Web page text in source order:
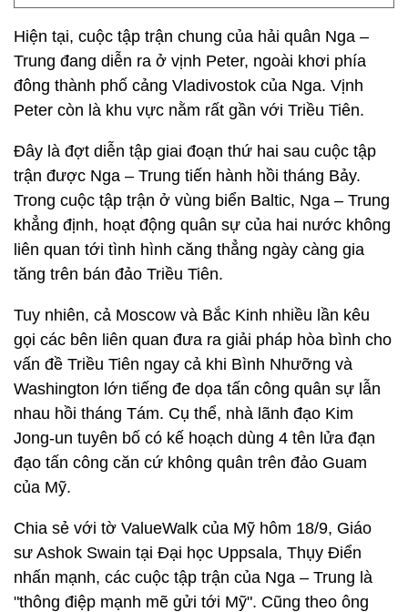
Hiện tại, cuộc tập trận chung của hải quân Nga –
Trung đang diễn ra ở vịnh Peter, ngoài khơi phía
đông thành phố cảng Vladivostok của Nga. Vịnh
Peter còn là khu vực nằm rất gần với Triều Tiên.
Đây là đợt diễn tập giai đoạn thứ hai sau cuộc tập
trận được Nga – Trung tiến hành hồi tháng Bảy.
Trong cuộc tập trận ở vùng biển Baltic, Nga – Trung
khẳng định, hoạt động quân sự của hai nước không
liên quan tới tình hình căng thẳng ngày càng gia
tăng trên bán đảo Triều Tiên.
Tuy nhiên, cả Moscow và Bắc Kinh nhiều lần kêu
gọi các bên liên quan đưa ra giải pháp hòa bình cho
vấn đề Triều Tiên ngay cả khi Bình Nhưỡng và
Washington lớn tiếng đe dọa tấn công quân sự lẫn
nhau hồi tháng Tám. Cụ thể, nhà lãnh đạo Kim
Jong-un tuyên bố có kế hoạch dùng 4 tên lửa đạn
đạo tấn công căn cứ không quân trên đảo Guam
của Mỹ.
Chia sẻ với tờ ValueWalk của Mỹ hôm 18/9, Giáo
sư Ashok Swain tại Đại học Uppsala, Thụy Điển
nhấn mạnh, các cuộc tập trận của Nga – Trung là
"thông điệp mạnh mẽ gửi tới Mỹ". Cũng theo ông